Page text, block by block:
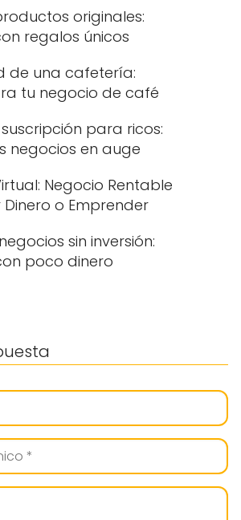
originales:
regalos únicos
de una cafetería:
tu negocio de café
para ricos:
negocios en auge
Negocio Rentable
o Emprender
sin inversión:
poco dinero